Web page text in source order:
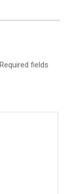
Required fields